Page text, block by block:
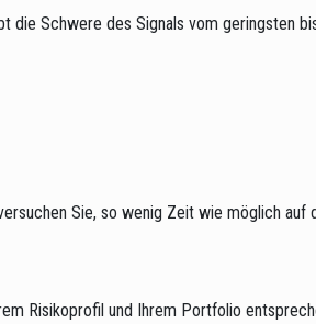
die Schwere des Signals vom geringsten
Sie, so wenig Zeit wie möglich
Risikoprofil und Ihrem Portfolio